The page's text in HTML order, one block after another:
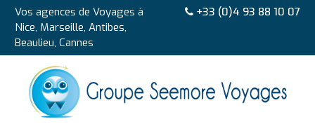
Vos agences de Voyages à
Nice, Marseille, Antibes,
Beaulieu, Cannes
+33 (0)4 93 88 10 07